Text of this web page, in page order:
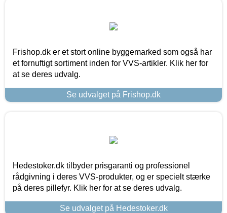
Frishop.dk er et stort online byggemarked som også har
et fornuftigt sortiment inden for VVS-artikler. Klik her for
at se deres udvalg.
Se udvalget på Frishop.dk
Hedestoker.dk tilbyder prisgaranti og professionel
rådgivning i deres VVS-produkter, og er specielt stærke
på deres pillefyr. Klik her for at se deres udvalg.
Se udvalget på Hedestoker.dk